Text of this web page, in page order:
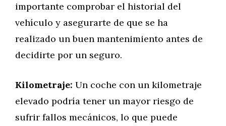
importante comprobar el historial del
vehículo y asegurarte de que se ha
realizado un buen mantenimiento antes de
decidirte por un seguro.
Kilometraje: Un coche con un kilometraje
elevado podría tener un mayor riesgo de
sufrir fallos mecánicos, lo que puede